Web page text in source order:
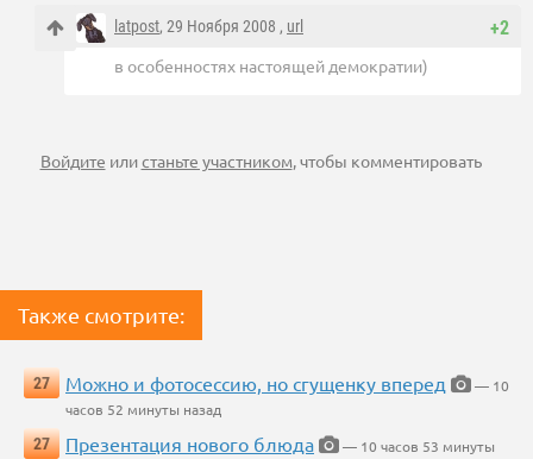
+2
latpost, 29 Ноября 2008 , url
в особенностях настоящей демократии)
Войдите илистаньте участником, чтобы комментировать
Также смотрите:
27 Можно и фотосессию, но сгущенку вперед
— 10
часов 52 минуты назад
27
Презентация нового блюда
— 10 часов 53 минуты